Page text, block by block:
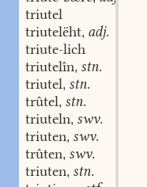
triutel
triutelëht, adj.
triute-lich
triutelîn, stn.
triutel, stn.
trûtel, stn.
triuteln, swv.
triuten, swv.
trûten, swv.
triuten, stn.